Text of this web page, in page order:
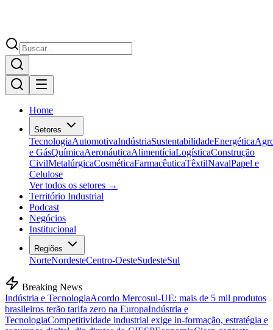
Home
Setores
TecnologiaAutomotivaIndústriaSustentabilidadeEnergética
e GásQuímicaAeronáuticaAlimentíciaLogísticaConstrução
CivilMetalúrgicaCosméticaFarmacêuticaTêxtilNavalPapel e
Celulose
Ver todos os setores →
Território Industrial
Podcast
Negócios
Institucional
Regiões
NorteNordesteCentro-OesteSudesteSul
Breaking News
Indústria e TecnologiaAcordo Mercosul-UE: mais de 5 mil produtos
brasileiros terão tarifa zero na EuropaIndústria e
TecnologiaCompetitividade industrial exige in-formação, estratégia e